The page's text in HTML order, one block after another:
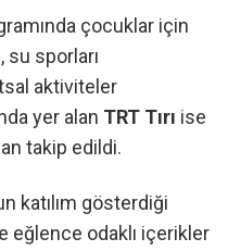
çocuklar için
su sporları
aktiviteler
yer alan TRT Tırı ise
takip edildi.
katılım gösterdiği
odaklı içerikler